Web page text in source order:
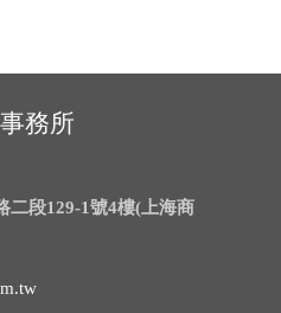
務所
二段129-1號4樓(上海商